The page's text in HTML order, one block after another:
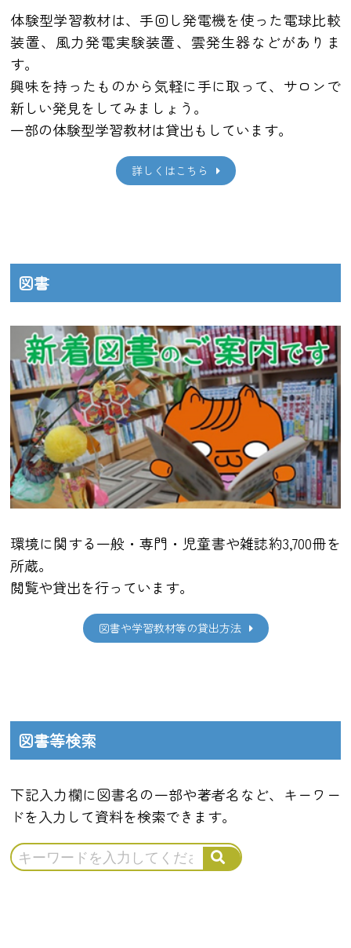
体験型学習教材は、手回し発電機を使った電球比較
装置、風力発電実験装置、雲発生器などがありま
す。
興味を持ったものから気軽に手に取って、サロンで
新しい発見をしてみましょう。
一部の体験型学習教材は貸出もしています。
詳しくはこちら
図書
環境に関する一般・専門・児童書や雑誌約3,700冊を
所蔵。
閲覧や貸出を行っています。
図書や学習教材等の貸出方法
図書等検索
下記入力欄に図書名の一部や著者名など、キーワー
ドを入力して資料を検索できます。